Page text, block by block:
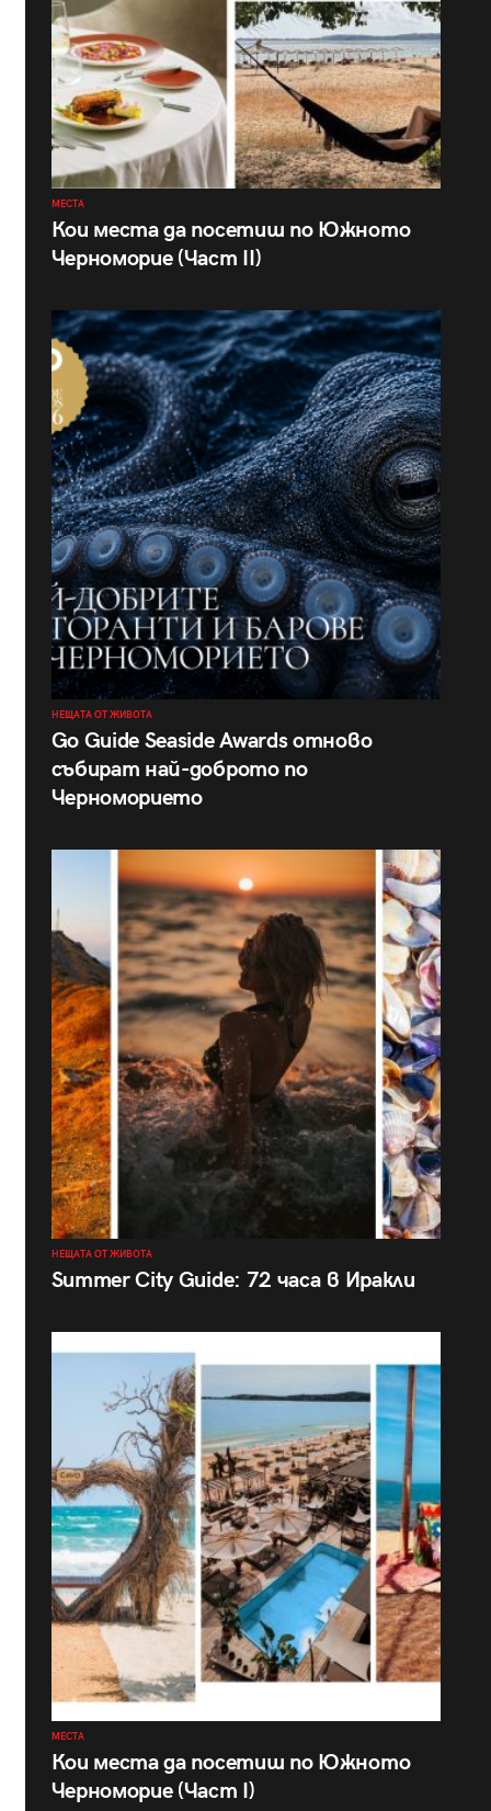
МЕСТА
Кои места да посетиш по Южното
Черноморие (Част II)
НЕЩАТА ОТ ЖИВОТА
Go Guide Seaside Awards отново
събират най-доброто по
Черноморието
НЕЩАТА ОТ ЖИВОТА
Summer City Guide: 72 часа в Иракли
МЕСТА
Кои места да посетиш по Южното
Черноморие (Част I)